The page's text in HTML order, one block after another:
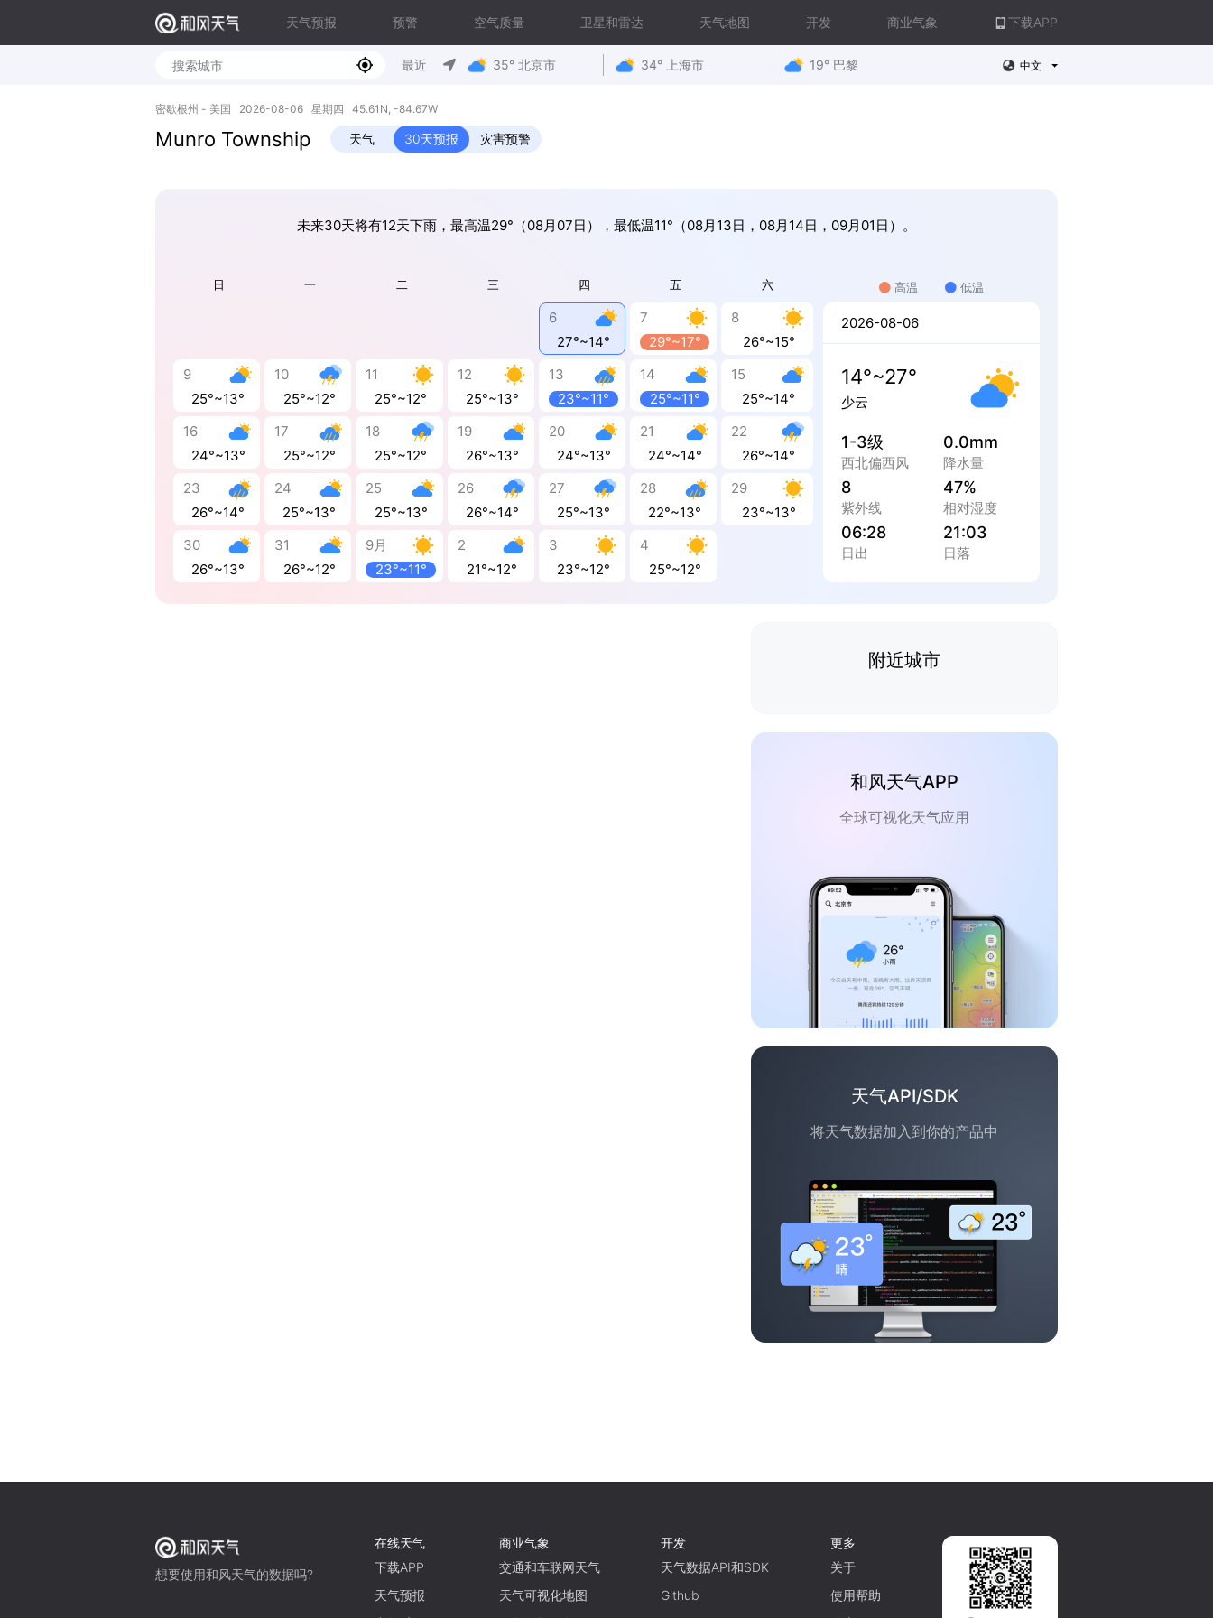
天气预报 预警 空气质量 卫星和雷达 天气地图 开发 商业气象 下载APP
最近 35° 北京市 34° 上海市 19° 巴黎 中文
密歇根州 - 美国 2026-08-06 星期四 45.61N, -84.67W
Munro Township 天气 30天预报 灾害预警
未来30天将有12天下雨，最高温29°（08月07日），最低温11°（08月13日，08月14日，09月01日）。
日 一 二 三 四 五 六
6
27°~14°
7
29°~17°
8
26°~15°
9
25°~13°
10
25°~12°
11
25°~12°
12
25°~13°
13
23°~11°
14
25°~11°
15
25°~14°
16
24°~13°
17
25°~12°
18
25°~12°
19
26°~13°
20
24°~13°
21
24°~14°
22
26°~14°
23
26°~14°
24
25°~13°
25
25°~13°
26
26°~14°
27
25°~13°
28
22°~13°
29
23°~13°
30
26°~13°
31
26°~12°
9月
23°~11°
2
21°~12°
3
23°~12°
4
25°~12°
高温 低温
2026-08-06
14°~27°
少云
1-3级
西北偏西风
0.0mm
降水量
8
紫外线
47%
相对湿度
06:28
日出
21:03
日落
附近城市
和风天气APP
全球可视化天气应用
天气API/SDK
将天气数据加入到你的产品中
想要使用和风天气的数据吗?
在线天气
下载APP
天气预报
商业气象
交通和车联网天气
天气可视化地图
开发
天气数据API和SDK
Github
更多
关于
使用帮助